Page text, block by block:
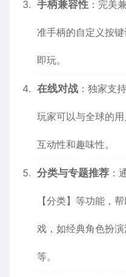
手柄兼容性 ：完美
准手柄的自定义按
即玩。
在线对战 ：独家支
玩家可以与全球的
互动性和趣味性。
分类与专题推荐 ：
【分类】等功能，
戏，如经典角色扮
等。